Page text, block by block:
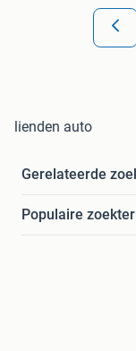
lienden auto
Gerelateerde
Populaire